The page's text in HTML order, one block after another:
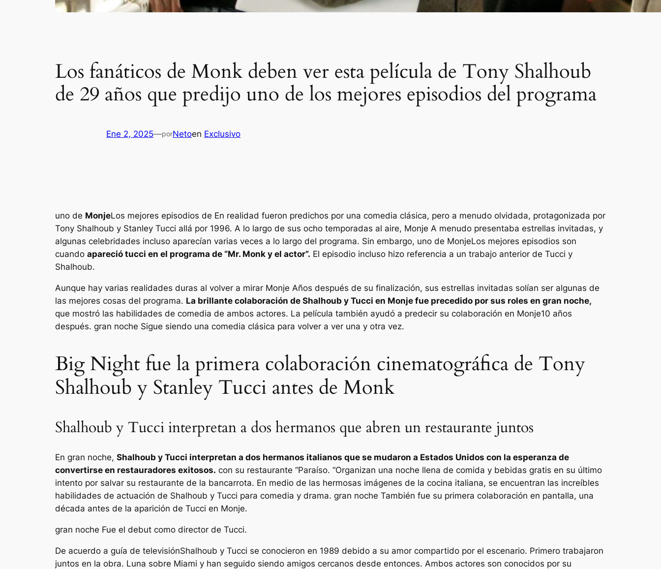
Los fanáticos de Monk deben ver esta película de Tony Shalhoub
de 29 años que predijo uno de los mejores episodios del programa
Ene 2, 2025—porNetoen Exclusivo
uno de MonjeLos mejores episodios de En realidad fueron predichos por una comedia clásica, pero a menudo olvidada, protagonizada por
Tony Shalhoub y Stanley Tucci allá por 1996. A lo largo de sus ocho temporadas al aire, Monje A menudo presentaba estrellas invitadas, y
algunas celebridades incluso aparecían varias veces a lo largo del programa. Sin embargo, uno de MonjeLos mejores episodios son
cuando apareció tucci en el programa de “Mr. Monk y el actor”. El episodio incluso hizo referencia a un trabajo anterior de Tucci y
Shalhoub.
Aunque hay varias realidades duras al volver a mirar Monje Años después de su finalización, sus estrellas invitadas solían ser algunas de
las mejores cosas del programa. La brillante colaboración de Shalhoub y Tucci en Monje fue precedido por sus roles en gran noche,
que mostró las habilidades de comedia de ambos actores. La película también ayudó a predecir su colaboración en Monje10 años
después. gran noche Sigue siendo una comedia clásica para volver a ver una y otra vez.
Big Night fue la primera colaboración cinematográfica de Tony
Shalhoub y Stanley Tucci antes de Monk
Shalhoub y Tucci interpretan a dos hermanos que abren un restaurante juntos
En gran noche, Shalhoub y Tucci interpretan a dos hermanos italianos que se mudaron a Estados Unidos con la esperanza de
convertirse en restauradores exitosos. con su restaurante “Paraíso. “Organizan una noche llena de comida y bebidas gratis en su último
intento por salvar su restaurante de la bancarrota. En medio de las hermosas imágenes de la cocina italiana, se encuentran las increíbles
habilidades de actuación de Shalhoub y Tucci para comedia y drama. gran noche También fue su primera colaboración en pantalla, una
década antes de la aparición de Tucci en Monje.
gran noche Fue el debut como director de Tucci.
De acuerdo a guía de televisiónShalhoub y Tucci se conocieron en 1989 debido a su amor compartido por el escenario. Primero trabajaron
juntos en la obra. Luna sobre Miami y han seguido siendo amigos cercanos desde entonces. Ambos actores son conocidos por su